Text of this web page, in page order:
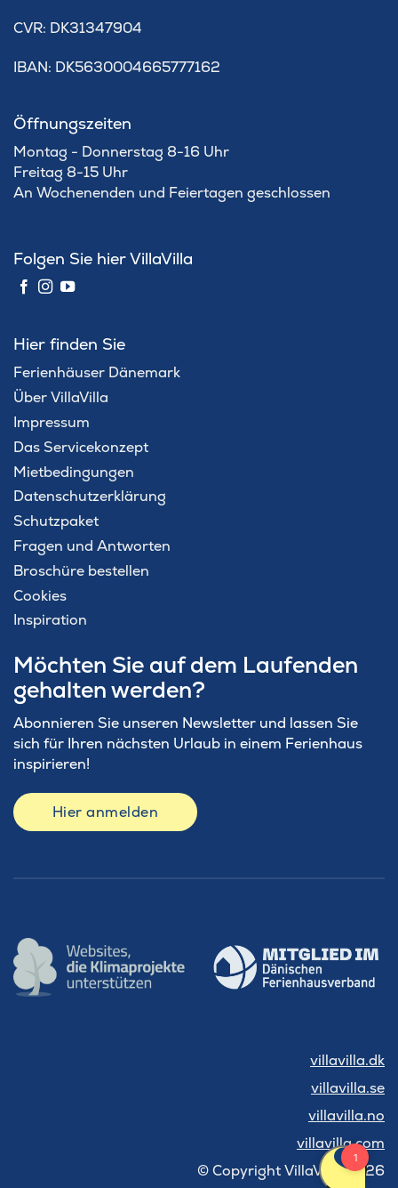
​CVR: DK31347904
IBAN: DK5630004665777162
Öffnungszeiten
Montag - Donnerstag 8-16 Uhr
Freitag 8-15 Uhr
An Wochenenden und Feiertagen geschlossen
Folgen Sie hier VillaVilla
Hier finden Sie
Ferienhäuser Dänemark
Über VillaVilla
Impressum
Das Servicekonzept
Mietbedingungen
Datenschutzerklärung
Schutzpaket
Fragen und Antworten
Broschüre bestellen
Cookies
Inspiration
Möchten Sie auf dem Laufenden
gehalten werden?
Abonnieren Sie unseren Newsletter und lassen Sie
sich für Ihren nächsten Urlaub in einem Ferienhaus
inspirieren!
Hier anmelden
villavilla.dk
villavilla.se
villavilla.no
villavilla.com
© Copyright VillaVilla 2026